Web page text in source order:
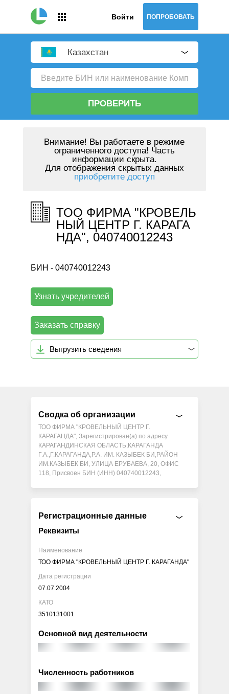
Войти ПОПРОБОВАТЬ
Казахстан
ПРОВЕРИТЬ
Внимание! Вы работаете в режиме
ограниченного доступа! Часть
информации скрыта.
Для отображения скрытых данных
приобретите доступ
ТОО ФИРМА "КРОВЕЛЬ
НЫЙ ЦЕНТР Г. КАРАГА
НДА", 040740012243
БИН - 040740012243
Узнать учредителей
Заказать справку
Выгрузить сведения
Сводка об организации
ТОО ФИРМА "КРОВЕЛЬНЫЙ ЦЕНТР Г.
КАРАГАНДА", Зарегистрирован(а) по адресу
КАРАГАНДИНСКАЯ ОБЛАСТЬ,КАРАГАНДА
Г.А.,Г.КАРАГАНДА,Р.А. ИМ. КАЗЫБЕК БИ,РАЙОН
ИМ.КАЗЫБЕК БИ, УЛИЦА ЕРУБАЕВА, 20, ОФИС
118, Присвоен БИН (ИНН) 040740012243,
Регистрационные данные
Реквизиты
Наименование
ТОО ФИРМА "КРОВЕЛЬНЫЙ ЦЕНТР Г. КАРАГАНДА"
Дата регистрации
07.07.2004
КАТО
3510131001
Основной вид деятельности
Численность работников